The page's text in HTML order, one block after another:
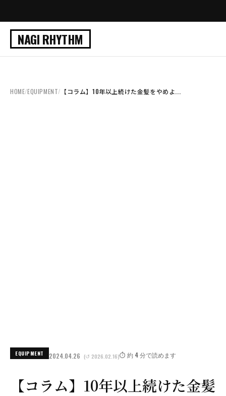
NAGI RHYTHM
HOME/EQUIPMENT/ 【コラム】10年以上続けた金髪をやめよ...
EQUIPMENT 2024.04.26 (↺ 2026.02.16)⏱️ 約 4 分で読めます
【コラム】10年以上続けた金髪